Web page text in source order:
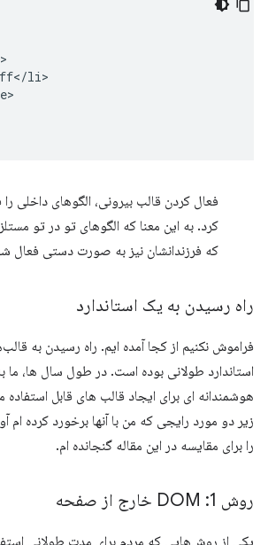
li>
فعال کردن قالب بیرونی، الگوهای داخلی
کرد. به این معنا که الگوهای تو در تو
که فرزندانشان نیز به صورت دستی فعال
راه رسیدن به یک استاندارد
استاندارد طولانی بوده است. در طول سال ها، ما
هوشمندانه ای برای ایجاد قالب های قابل
زیر دو مورد رایجی که من با آنها برخورد کرده ام
را برای مقایسه در این مقاله گنجانده ام.
روش 1: DOM خارج از صفحه
یکی از روش‌هایی که مردم برای مدت طولانی